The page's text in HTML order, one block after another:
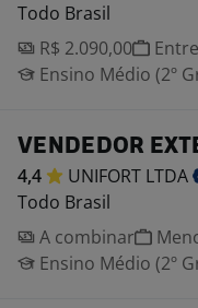
Todo Brasil
R$ 2.090,00
Ensino Médio (2º
VENDEDOR
4,4 UNIFORT LTDA
Todo Brasil
A combinar
Ensino Médio (2º